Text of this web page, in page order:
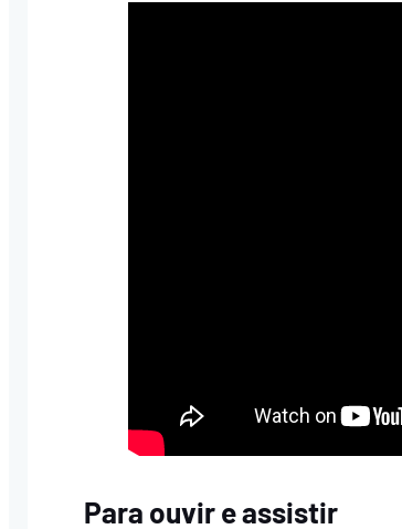
Para ouvir e assistir